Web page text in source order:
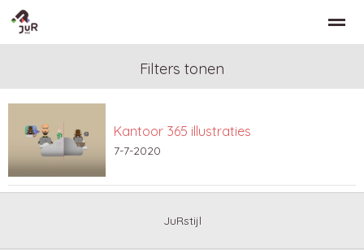
Home Zoeken Nieuws
Filters tonen
Kantoor 365 illustraties
7-7-2020
JuRstijl